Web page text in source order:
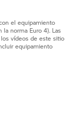
el equipamiento
norma Euro 4). Las
vídeos de este sitio
equipamiento